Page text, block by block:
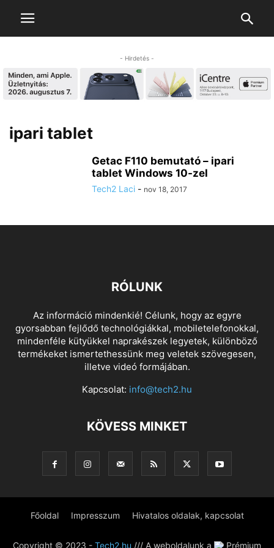
- Hirdetés -
ipari tablet
Getac F110 bemutató – ipari
tablet Windows 10-zel
Tech2 Laci - nov 18, 2017
RÓLUNK
Az információ mindenkié! Célunk, hogy az egyre
gyorsabban fejlődő technológiákkal, mobiletelefonokkal,
mindenféle kütyükkel naprakészek legyetek, különböző
termékeket ismertethessünk meg veletek szövegesen,
illetve videó formájában.
Kapcsolat: info@tech2.hu
KÖVESS MINKET
Főoldal Impresszum Hivatalos oldalak, kapcsolat
Copyright © 2023 - Tech2.hu /// A weboldalunk a Prémium